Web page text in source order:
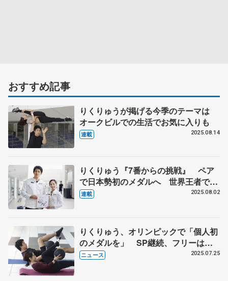
おすすめ記事
りくりゅうが掲げる今季のテーマは
オークビルでの生活でお気に入りも
連載 2025.08.14
りくりゅう『7番からの挑戦』 ペア
で日本勢初のメダルへ 世界王者でも
「守りに入らず」【ミラノ・コルティ
連載 2025.08.02
りくりゅう、オリンピックで「個人初
のメダルを」 SP継続、フリーは新
演目 フィギュアスケート・ペア三浦
ニュース 2025.07.25